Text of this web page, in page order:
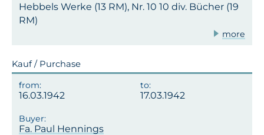
Hebbels Werke (13 RM), Nr. 10 10 div. Bücher (19
RM)
more
Kauf / Purchase
16.03.1942 17.03.1942
Fa. Paul Hennings